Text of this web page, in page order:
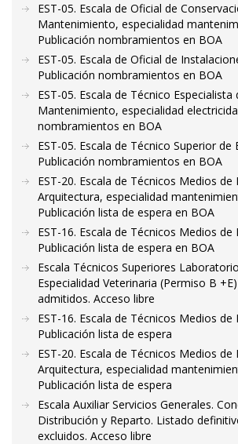
EST-05. Escala de Oficial de
Mantenimiento, especialidad
Publicación nombramientos en BOA
EST-05. Escala de Oficial de
Publicación nombramientos en BOA
EST-05. Escala de Técnico
Mantenimiento, especialidad
nombramientos en BOA
EST-05. Escala de Técnico Superior de
Publicación nombramientos en BOA
EST-20. Escala de Técnicos Medios de
Arquitectura, especialidad
Publicación lista de espera en BOA
EST-16. Escala de Técnicos Medios
Publicación lista de espera en BOA
Escala Técnicos Superiores
Especialidad Veterinaria (Permiso B
admitidos. Acceso libre
EST-16. Escala de Técnicos Medios
Publicación lista de espera
EST-20. Escala de Técnicos Medios de
Arquitectura, especialidad
Publicación lista de espera
Escala Auxiliar Servicios Generales.
Distribución y Reparto. Listado
excluidos. Acceso libre